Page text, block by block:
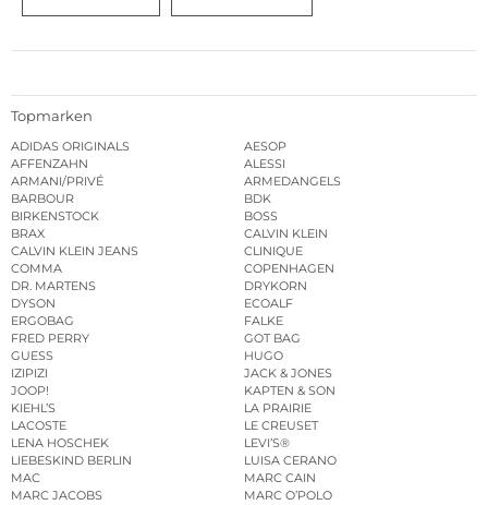
Topmarken
ADIDAS ORIGINALS
AESOP
AFFENZAHN
ALESSI
ARMANI/PRIVÉ
ARMEDANGELS
BARBOUR
BDK
BIRKENSTOCK
BOSS
BRAX
CALVIN KLEIN
CALVIN KLEIN JEANS
CLINIQUE
COMMA
COPENHAGEN
DR. MARTENS
DRYKORN
DYSON
ECOALF
ERGOBAG
FALKE
FRED PERRY
GOT BAG
GUESS
HUGO
IZIPIZI
JACK & JONES
JOOP!
KAPTEN & SON
KIEHL’S
LA PRAIRIE
LACOSTE
LE CREUSET
LENA HOSCHEK
LEVI’S®
LIEBESKIND BERLIN
LUISA CERANO
MAC
MARC CAIN
MARC JACOBS
MARC O’POLO